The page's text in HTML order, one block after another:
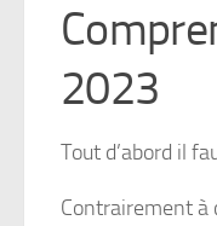
2023
Tout d’abord il
Contrairement à